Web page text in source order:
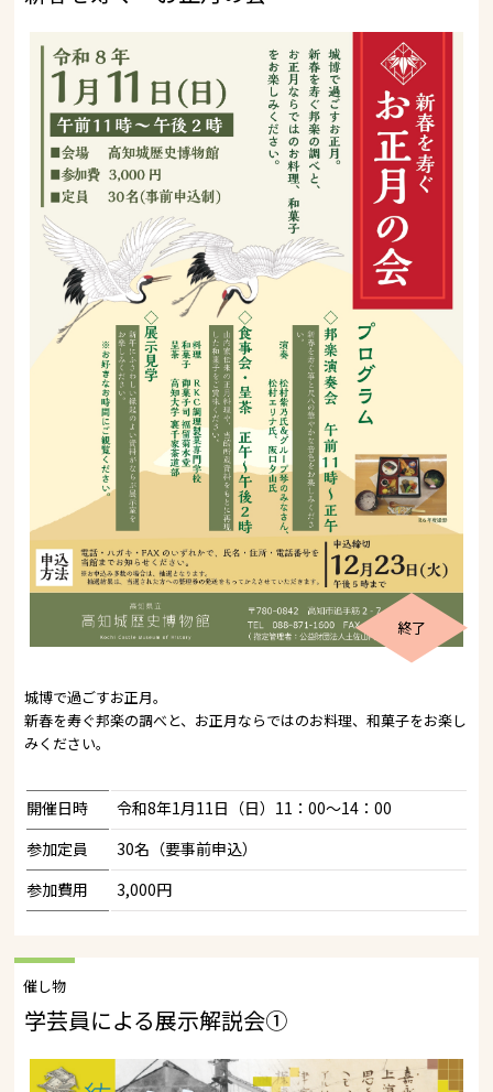
終了
城博で過ごすお正月。
新春を寿ぐ邦楽の調べと、お正月ならではのお料理、和菓子をお楽し
みください。
開催日時
令和8年1月11日（日）11：00～14：00
参加定員
30名（要事前申込）
参加費用
3,000円
催し物
学芸員による展示解説会①